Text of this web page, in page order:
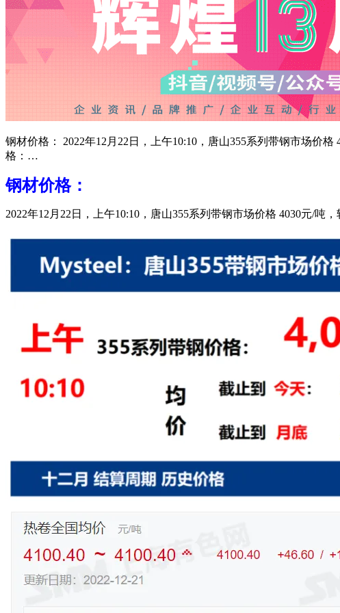
钢材价格： 2022年12月22日，上午10:10，唐山355系列带钢市场价
格：…
钢材价格：
2022年12月22日，上午10:10，唐山355系列带钢市场价格 4030元/吨